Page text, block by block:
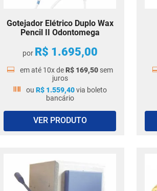
Gotejador Elétrico Duplo Wax
Pencil II Odontomega
por R$ 1 .695,00
em até 10x deR$ 169,50 sem
juros
ou R$ 1.559,40via boleto
bancário
VER PRODUTO